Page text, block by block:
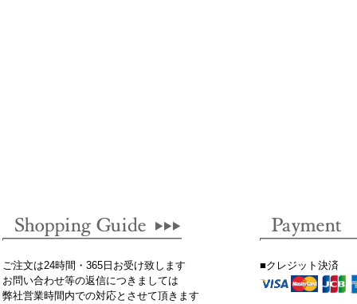
ご注文は24時間・365日お受け致します
お問い合わせ等の返信につきましては
弊社営業時間内での対応とさせて頂きます
■クレジット決済